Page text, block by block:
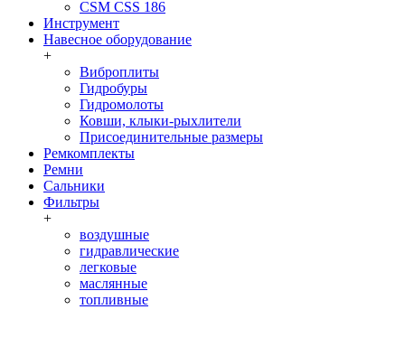
CSM CSS 186
Инструмент
Навесное оборудование
+
Виброплиты
Гидробуры
Гидромолоты
Ковши, клыки-рыхлители
Присоединительные размеры
Ремкомплекты
Ремни
Сальники
Фильтры
+
воздушные
гидравлические
легковые
маслянные
топливные